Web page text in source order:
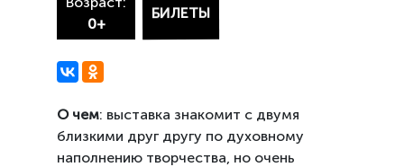
0+
БИЛЕТЫ
О чем: выставка знакомит с двумя
близкими друг другу по духовному
наполнению творчества, но очень